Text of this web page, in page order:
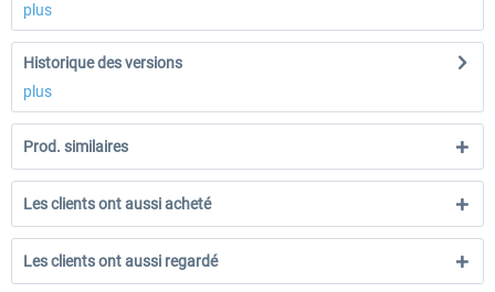
plus
Historique des versions
plus
Prod. similaires
Les clients ont aussi acheté
Les clients ont aussi regardé